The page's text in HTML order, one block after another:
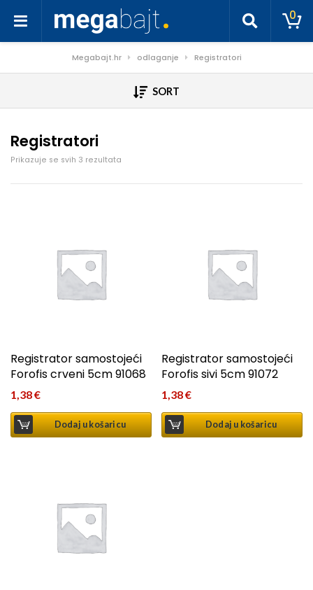
0
Megabajt.hr odlaganje Registratori
SORT
Registratori
Prikazuje se svih 3 rezultata
Registrator samostojeći
Forofis crveni 5cm 91068
1,38€
Dodaj u košaricu
Registrator samostojeći
Forofis sivi 5cm 91072
1,38€
Dodaj u košaricu